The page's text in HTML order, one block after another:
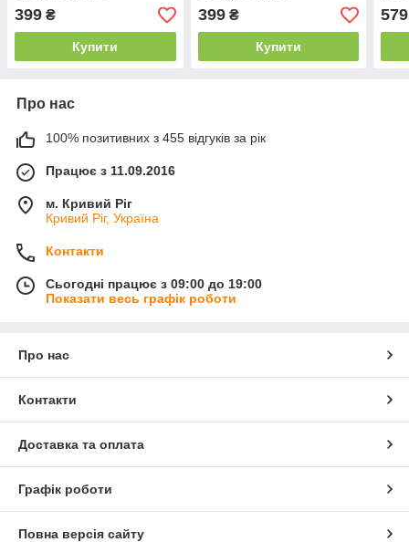
399 ₴
Купити
399₴
Купити
для
579
Про нас
100% позитивних з 455 відгуків за рік
Працює з 11.09.2016
м. Кривий Ріг
Кривий Ріг, Україна
Контакти
Сьогодні працює з 09:00 до 19:00
Показати весь графік роботи
Про нас
Контакти
Доставка та оплата
Графік роботи
Повна версія сайту